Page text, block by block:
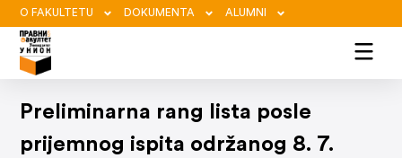
O FAKULTETU DOKUMENTA ALUMNI
Preliminarna rang lista posle
prijemnog ispita održanog 8. 7.